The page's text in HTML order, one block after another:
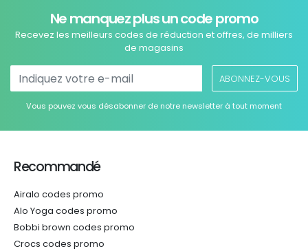
Ne manquez plus un code promo
Recevez les meilleurs codes de réduction et offres, de milliers
de magasins
ABONNEZ-VOUS
Vous pouvez vous désabonner de notre newsletter à tout moment
Recommandé
Airalo codes promo
Alo Yoga codes promo
Bobbi brown codes promo
Crocs codes promo